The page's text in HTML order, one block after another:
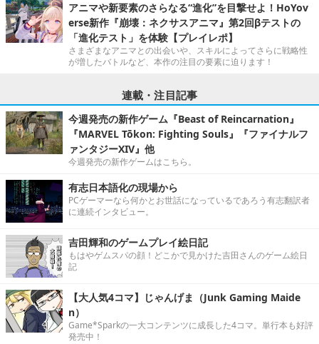
アニマや新要素のさらなる“進化”を目撃せよ！HoYov
erse新作『崩壊：ネクサスアニマ』第2回βテストの
「進化テスト」を体験【プレイレポ】
さまざまなアニマとの出会いや、スキルによってさらに戦略性
が増したバトルなど、本作の注目の要素に迫ります！
連載・注目記事
今週発売の新作ゲーム『Beast of Reincarnation』
『MARVEL Tōkon: Fighting Souls』『ファイナルフ
ァンタジーXIV』他
今週発売の新作ゲームはこちら。
有志日本語化の現場から
PCゲーマーなら何かとお世話になっているであろう有志翻訳者
に連続インタビュー。
吉田輝和のゲームプレイ絵日記
もはやゲムスパの顔！どこかで見かけた吉田さんのゲーム絵日
記
【大人気4コマ】じゃんげま（Junk Gaming Maide
n）
Game*Sparkの一大コンテンツに成長した4コマ。単行本も好評
発売中！